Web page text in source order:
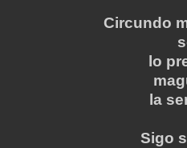
Circundo
lo
la
Sigo